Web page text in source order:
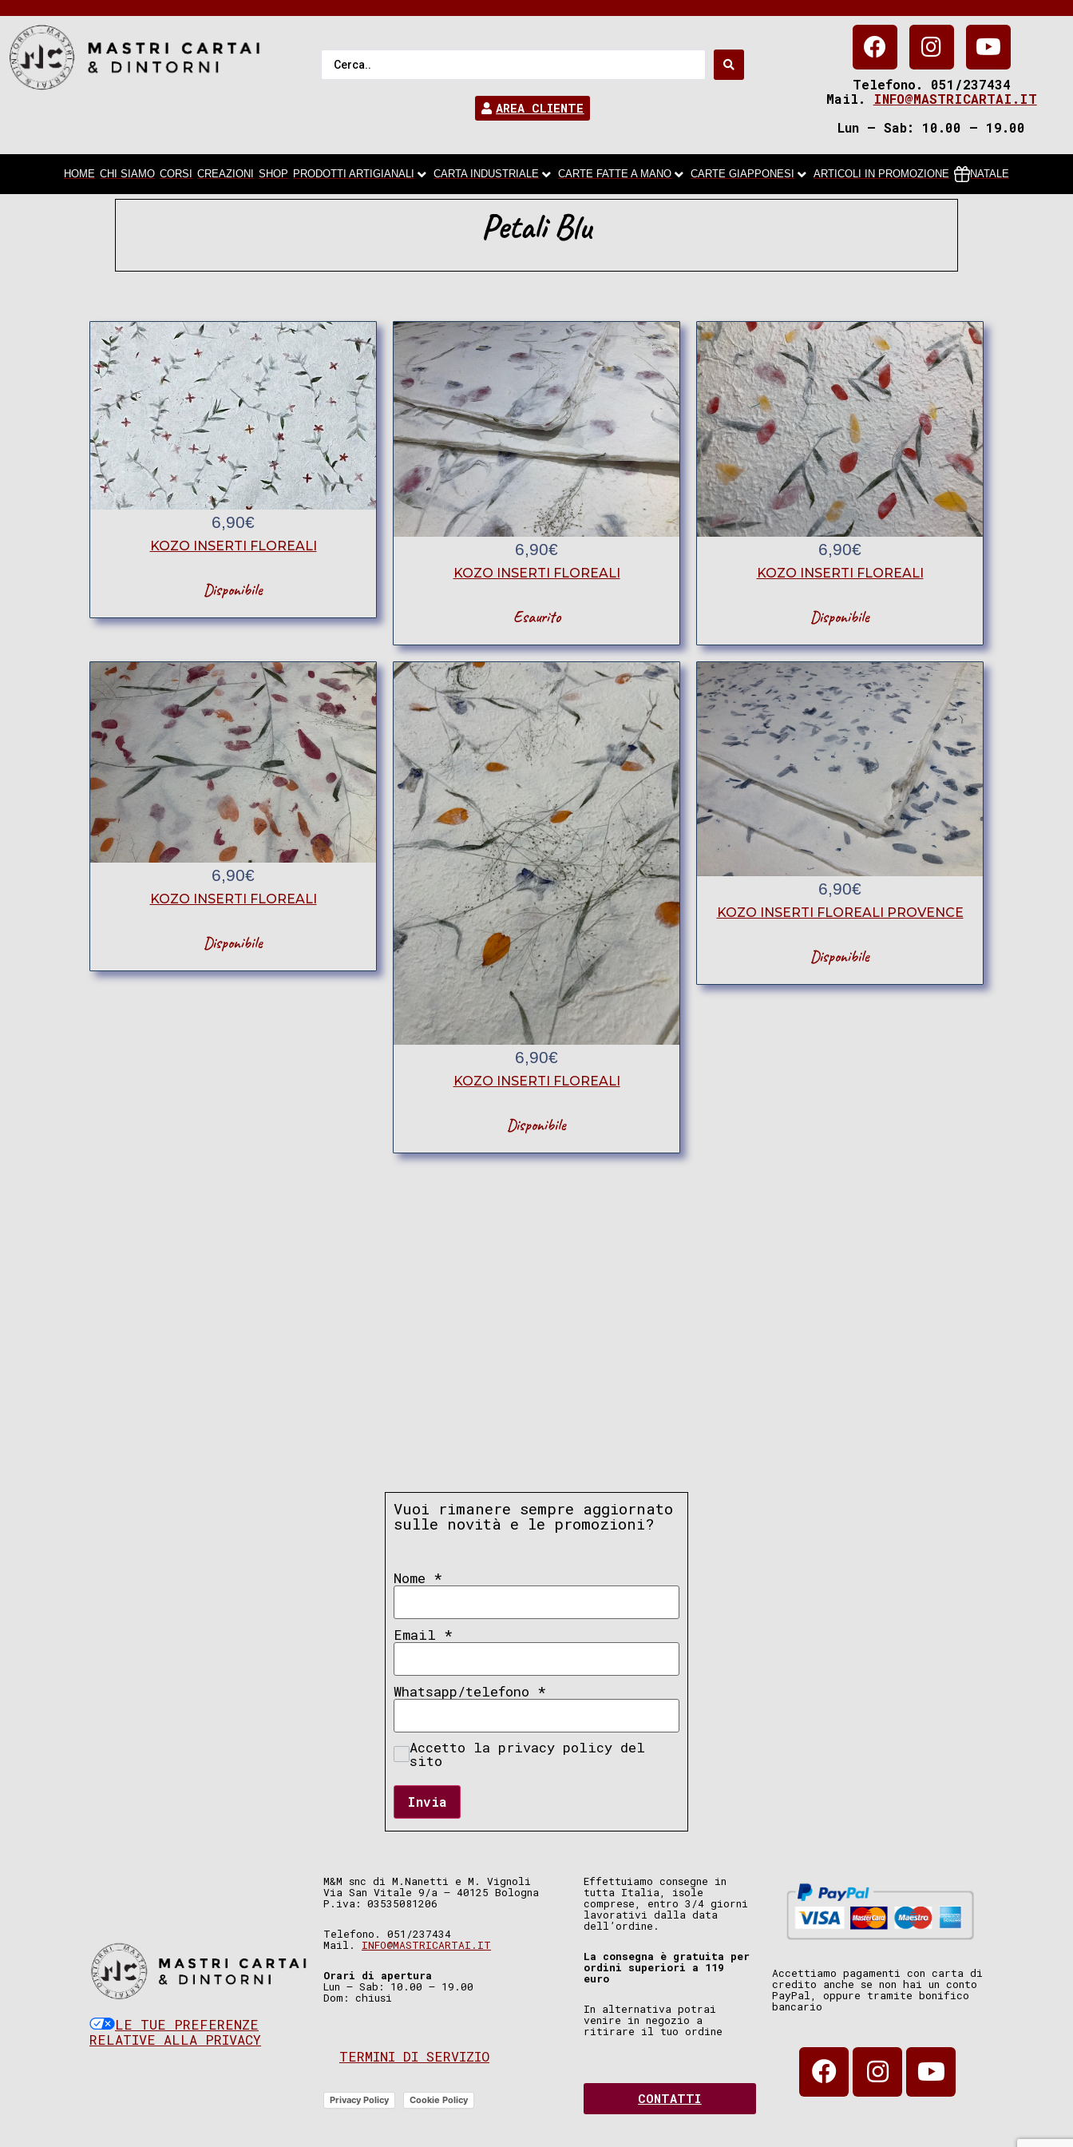
AREA CLIENTE
Telefono. 051/237434
Mail.
INFO@MASTRICARTAI.IT
Lun – Sab: 10.00 – 19.00
HOME CHI SIAMO CORSI CREAZIONI SHOP PRODOTTI ARTIGIANALI CARTA INDUSTRIALE CARTE FATTE A MANO CARTE GIAPPONESI ARTICOLI IN PROMOZIONE NATALE
Petali Blu
6,90€
KOZO INSERTI FLOREALI
Disponibile
6,90€
KOZO INSERTI FLOREALI
Esaurito
6,90€
KOZO INSERTI FLOREALI
Disponibile
6,90€
KOZO INSERTI FLOREALI
Disponibile
6,90€
KOZO INSERTI FLOREALI
Disponibile
6,90€
KOZO INSERTI FLOREALI PROVENCE
Disponibile
Vuoi rimanere sempre aggiornato
sulle novità e le promozioni?
Nome *
Email *
Whatsapp/telefono *
Accetto la privacy policy del
sito
Invia
LE TUE PREFERENZE
RELATIVE ALLA PRIVACY
M&M snc di M.Nanetti e M. Vignoli
Via San Vitale 9/a – 40125 Bologna
P.iva: 03535081206
Telefono. 051/237434
Mail. INFO@MASTRICARTAI.IT
Orari di apertura
Lun – Sab: 10.00 – 19.00
Dom: chiusi
TERMINI DI SERVIZIO
Privacy Policy Cookie Policy
Effettuiamo consegne in
tutta Italia, isole
comprese, entro 3/4 giorni
lavorativi dalla data
dell’ordine.
La consegna è gratuita per
ordini superiori a 119
euro
In alternativa potrai
venire in negozio a
ritirare il tuo ordine
CONTATTI
Accettiamo pagamenti con carta di
credito anche se non hai un conto
PayPal, oppure tramite bonifico
bancario